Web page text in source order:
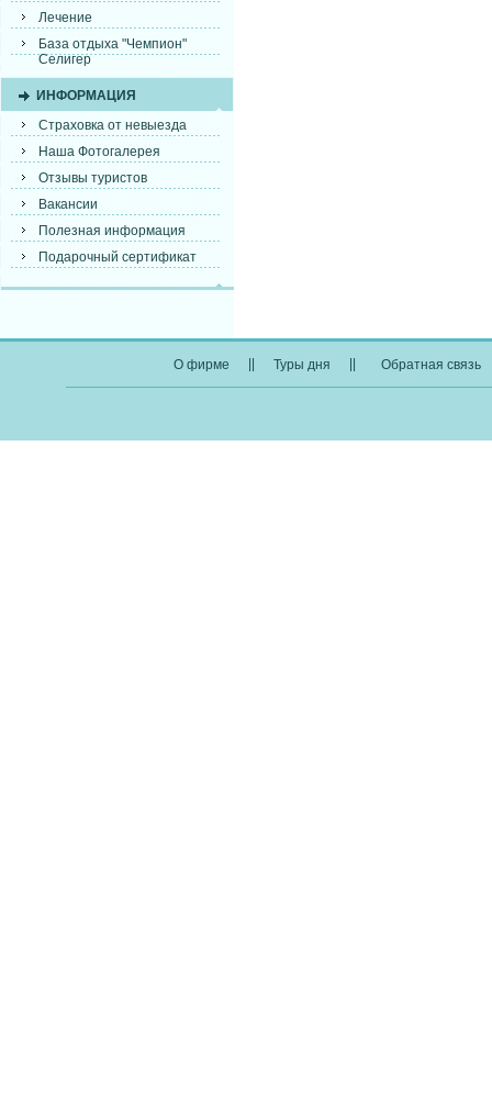
Лечение
База отдыха "Чемпион"
Селигер
ИНФОРМАЦИЯ
Страховка от невыезда
Наша Фотогалерея
Отзывы туристов
Вакансии
Полезная информация
Подарочный сертификат
О фирме Туры дня Обратная связь